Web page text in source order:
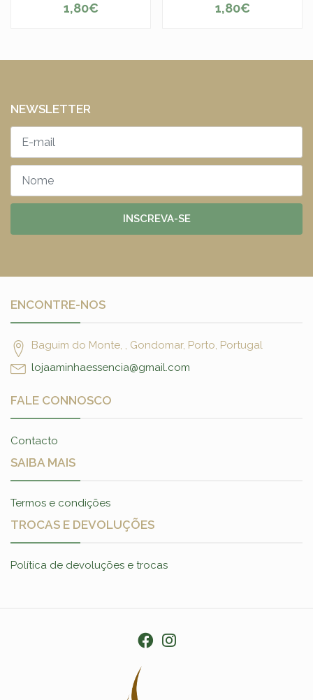
1,80€ 1,80€
NEWSLETTER
INSCREVA-SE
ENCONTRE-NOS
Baguim do Monte, , Gondomar, Porto, Portugal
lojaaminhaessencia@gmail.com
FALE CONNOSCO
Contacto
SAIBA MAIS
Termos e condições
TROCAS E DEVOLUÇÕES
Política de devoluções e trocas